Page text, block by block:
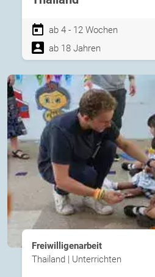
ab 4 - 12 Wochen
ab 18 Jahren
Freiwilligenarbeit
Thailand | Unterrichten